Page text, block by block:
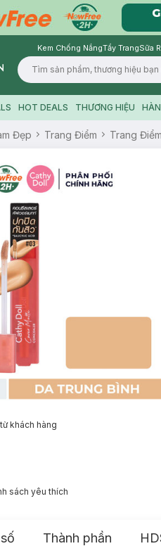
Kem Chống NắngTẩy TrangSữa
HOT DEALS THƯƠNG HIỆU
Đẹp Trang Điểm Trang
khách hàng
sách yêu thích
Thành phần